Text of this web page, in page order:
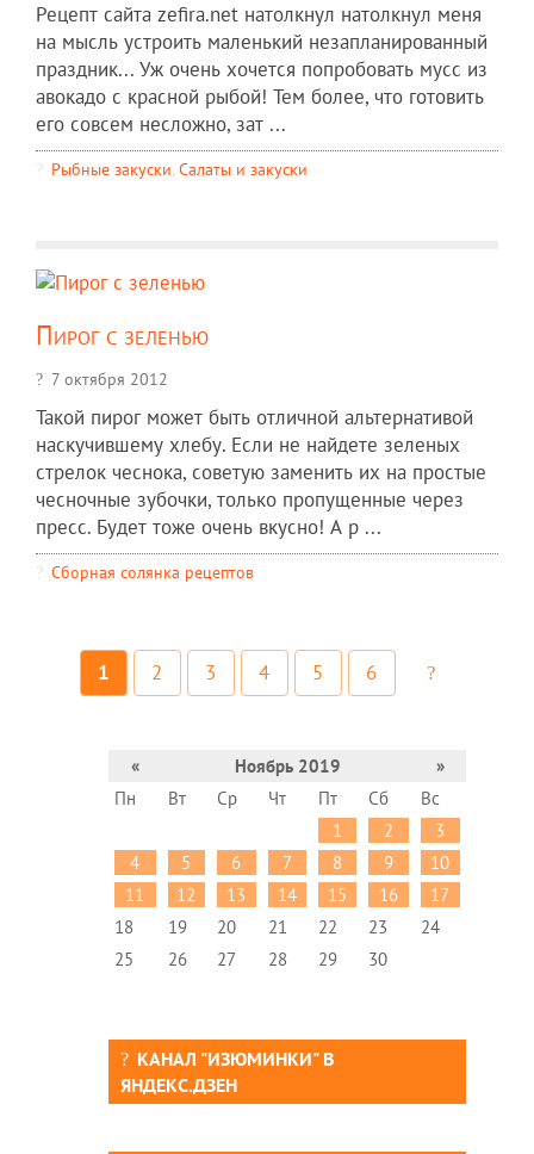
Рецепт сайта zefira.net натолкнул натолкнул меня
на мысль устроить маленький незапланированный
праздник... Уж очень хочется попробовать мусс из
авокадо с красной рыбой! Тем более, что готовить
его совсем несложно, зат ...
Рыбные закуски, Салаты и закуски
Пирог с зеленью
7 октября 2012
Такой пирог может быть отличной альтернативой
наскучившему хлебу. Если не найдете зеленых
стрелок чеснока, советую заменить их на простые
чесночные зубочки, только пропущенные через
пресс. Будет тоже очень вкусно! А р ...
Сборная солянка рецептов
1 2 3 4 5 6
« Ноябрь 2019
»
Пн
Вт Ср Чт Пт Сб
Вс
1
2
3
4
5 6 7 8 9
10
11
12 13 14 15 16
17
18
19 20 21 22 23
24
25
26 27 28 29 30
КАНАЛ "ИЗЮМИНКИ" В
ЯНДЕКС.ДЗЕН